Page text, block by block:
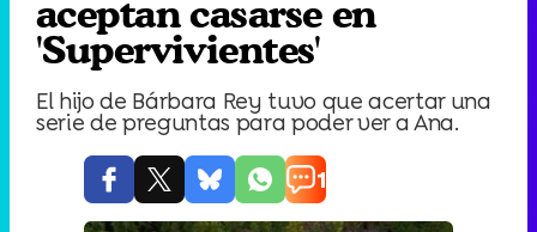
aceptan casarse en
'Supervivientes'
El hijo de Bárbara Rey tuvo que acertar una
serie de preguntas para poder ver a Ana.
1